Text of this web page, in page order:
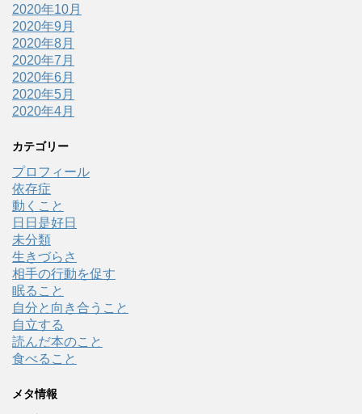
2020年10月
2020年9月
2020年8月
2020年7月
2020年6月
2020年5月
2020年4月
カテゴリー
プロフィール
依存症
動くこと
日日是好日
未分類
生きづらさ
相手の行動を促す
眠ること
自分と向き合うこと
自立する
読んだ本のこと
食べること
メタ情報